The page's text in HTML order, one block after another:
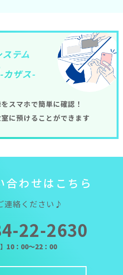
テム
-カザス-
スマホで簡単に確認！
に預けることができます
合わせは こ ち ら
連絡ください♪
22-2630
】10：00～22：00